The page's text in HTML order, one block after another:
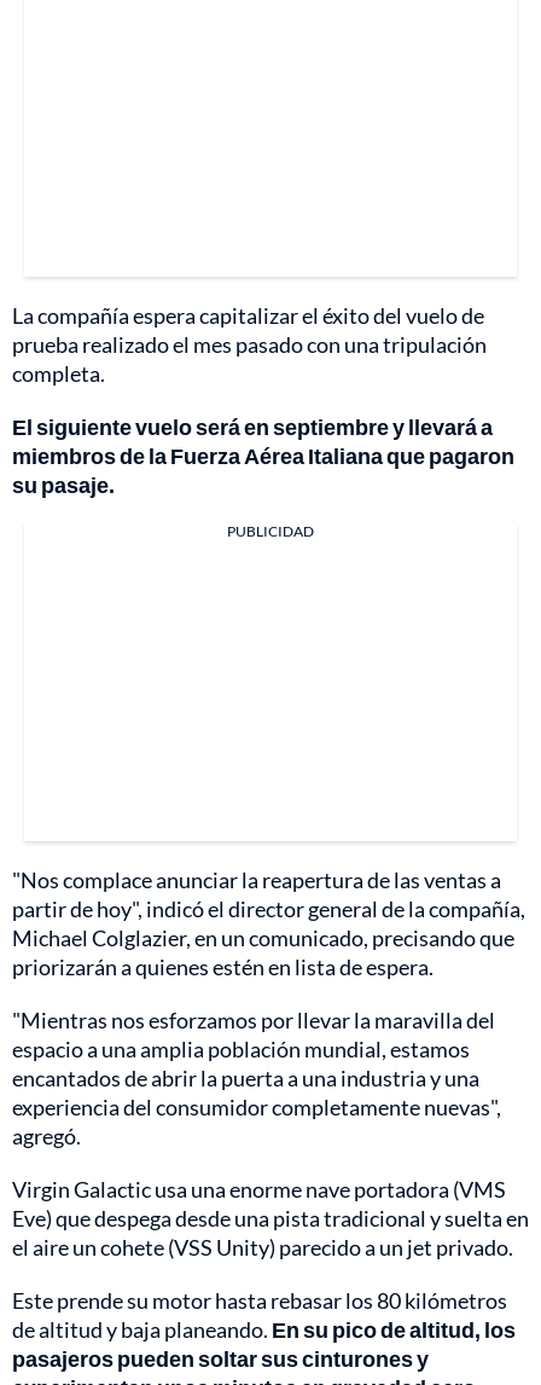
La compañía espera capitalizar el éxito del vuelo de
prueba realizado el mes pasado con una tripulación
completa.
El siguiente vuelo será en septiembre y llevará a
miembros de la Fuerza Aérea Italiana que pagaron
su pasaje.
PUBLICIDAD
"Nos complace anunciar la reapertura de las ventas a
partir de hoy", indicó el director general de la compañía,
Michael Colglazier, en un comunicado, precisando que
priorizarán a quienes estén en lista de espera.
"Mientras nos esforzamos por llevar la maravilla del
espacio a una amplia población mundial, estamos
encantados de abrir la puerta a una industria y una
experiencia del consumidor completamente nuevas",
agregó.
Virgin Galactic usa una enorme nave portadora (VMS
Eve) que despega desde una pista tradicional y suelta en
el aire un cohete (VSS Unity) parecido a un jet privado.
Este prende su motor hasta rebasar los 80 kilómetros
de altitud y baja planeando. En su pico de altitud, los
pasajeros pueden soltar sus cinturones y